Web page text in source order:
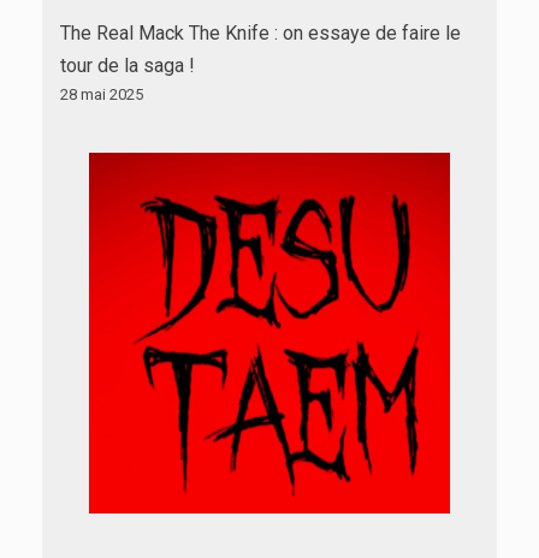
The Real Mack The Knife : on essaye de faire le
tour de la saga !
28 mai 2025